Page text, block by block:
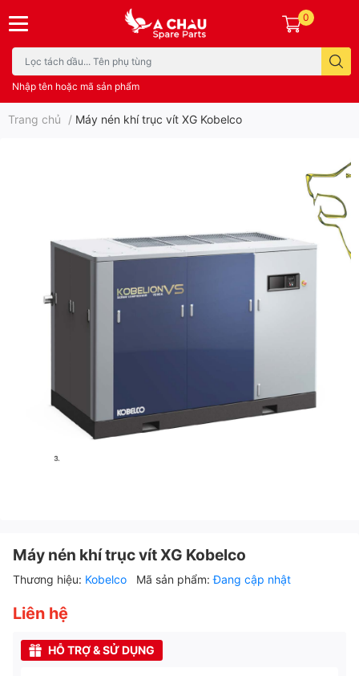
Nhập tên hoặc mã sản phẩm
0
Trang chủ / Máy nén khí trục vít XG Kobelco
Máy nén khí trục vít XG Kobelco
Thương hiệu: Kobelco Mã sản phẩm:Đang cập nhật
Liên hệ
HỖ TRỢ & SỬ DỤNG